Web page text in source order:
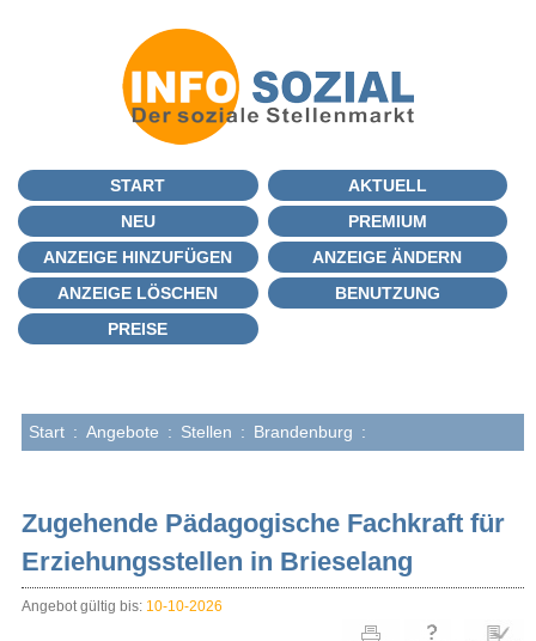
START
AKTUELL
NEU
PREMIUM
ANZEIGE HINZUFÜGEN
ANZEIGE ÄNDERN
ANZEIGE LÖSCHEN
BENUTZUNG
PREISE
Start : Angebote : Stellen : Brandenburg :
Zugehende Pädagogische Fachkraft für
Erziehungsstellen in Brieselang
Angebot gültig bis: 10-10-2026